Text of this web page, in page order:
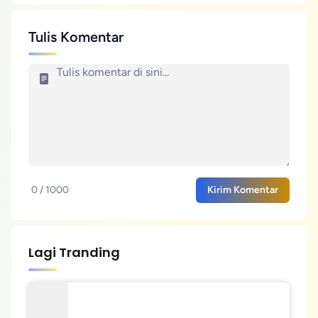
Tulis Komentar
0 / 1000 Kirim Komentar
Lagi Tranding